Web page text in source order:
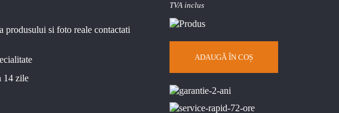
produsului si foto reale contactati
14 zile
TVA inclus
ADAUGĂ ÎN COȘ